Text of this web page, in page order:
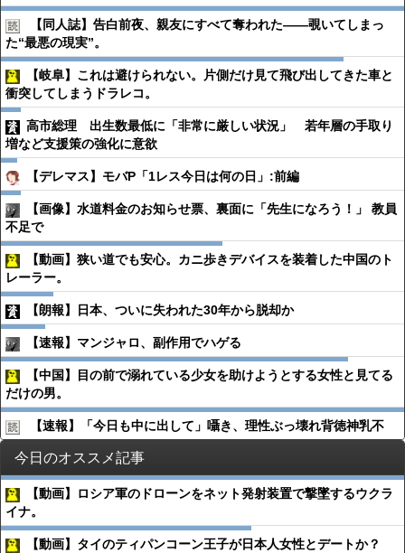
【同人誌】告白前夜、親友にすべて奪われた――覗いてしまっ
た“最悪の現実”。
【岐阜】これは避けられない。片側だけ見て飛び出してきた車と
衝突してしまうドラレコ。
高市総理 出生数最低に「非常に厳しい状況」 若年層の手取り
増など支援策の強化に意欲
【デレマス】モバP「1レス今日は何の日」:前編
【画像】水道料金のお知らせ票、裏面に「先生になろう！」 教員
不足で
【動画】狭い道でも安心。カニ歩きデバイスを装着した中国のト
レーラー。
【朗報】日本、ついに失われた30年から脱却か
【速報】マンジャロ、副作用でハゲる
【中国】目の前で溺れている少女を助けようとする女性と見てる
だけの男。
【速報】「今日も中に出して」囁き、理性ぶっ壊れ背徳神乳不
今日のオススメ記事
【動画】ロシア軍のドローンをネット発射装置で撃墜するウクラ
イナ。
【動画】タイのティパンコーン王子が日本人女性とデートか？